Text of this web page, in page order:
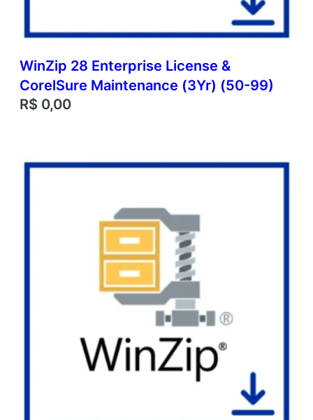
WinZip 28 Enterprise License &
CorelSure Maintenance (3Yr) (50-99)
R$ 0,00